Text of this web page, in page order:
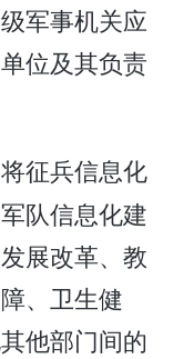
军事机关应
位及其负责
征兵信息化
队信息化建
展改革、教
、卫生健
他部门间的